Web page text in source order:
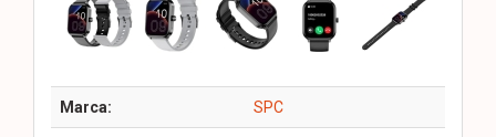
Marca: SPC